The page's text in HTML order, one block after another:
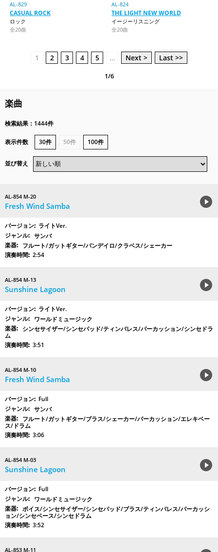
AL-829
CASUAL ROCK
ロック
全20曲
AL-824
THE LIGHT NEW WORLD
イージーリスニング
全20曲
1 2 3 4 5 … Next > Last >>
1/6
楽曲
検索結果：1444件
表示件数 30件 50件 100件
並び替え
AL-854 M-20
Fresh Wind Samba
ライトVer.
サンバ
フルート/ガットギター/パンデイロ/クラベス/シェーカー
2:54
AL-854 M-13
Sunshine Lagoon
ライトVer.
ワールドミュージック
シンセサイザー/シンセパッド/ティンバレス/パーカッション/シンセドラ
ム
3:51
AL-854 M-10
Fresh Wind Samba
Full
サンバ
フルート/ガットギター/ブラス/シェーカー/パーカッション/エレキベー
ス/ドラム
3:06
AL-854 M-03
Sunshine Lagoon
Full
ワールドミュージック
ボイス/シンセサイザー/シンセパッド/ブラス/ティンバレス/パーカッシ
ョン/シンセベース/シンセドラム
3:52
AL-853 M-11